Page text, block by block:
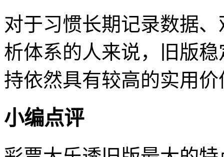
对于习惯长期记录数据
析体系的人来说，旧版
持依然具有较高的实用价
小编点评